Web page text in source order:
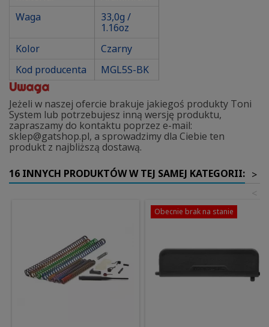
Waga
33,0g /
1.16oz
Kolor
Czarny
Kod producenta
MGL5S-BK
Uwaga
Jeżeli w naszej ofercie brakuje jakiegoś produkty Toni
System lub potrzebujesz inną wersję produktu,
zapraszamy do kontaktu poprzez e-mail:
sklep@gatshop.pl, a sprowadzimy dla Ciebie ten
produkt z najbliższą dostawą.
16 INNYCH PRODUKTÓW W TEJ SAMEJ KATEGORII: >
<
Obecnie brak na stanie